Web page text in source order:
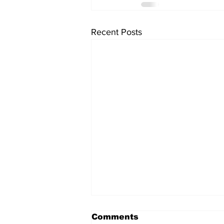
Recent Posts
climate and religion
Comments